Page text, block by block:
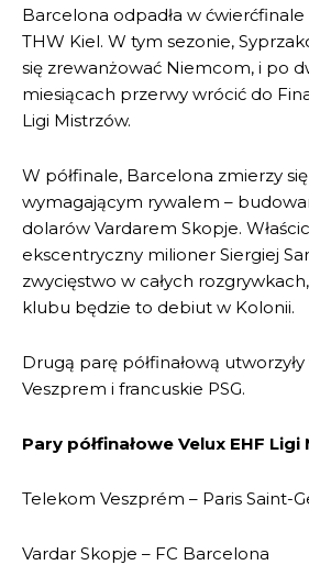
Barcelona odpadła w
THW Kiel. W tym sezonie,
się zrewanżować Niemcom, i po
miesiącach przerwy wrócić do
Ligi Mistrzów.
W półfinale, Barcelona zmierzy
wymagającym rywalem –
dolarów Vardarem Skopje.
ekscentryczny milioner Siergiej
zwycięstwo w całych
klubu będzie to debiut w Kolonii.
Drugą parę półfinałową
Veszprem i francuskie PSG.
Pary półfinałowe Velux EHF
Telekom Veszprém – Paris Saint-
Vardar Skopje – FC Barcelona